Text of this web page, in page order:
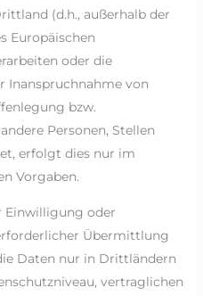
(d.h., außerhalb der
Europäischen
oder die
Inanspruchnahme von
bzw.
Personen, Stellen
erfolgt dies nur im
Vorgaben.
Einwilligung oder
Übermittlung
Daten nur in Drittländern
vertraglichen